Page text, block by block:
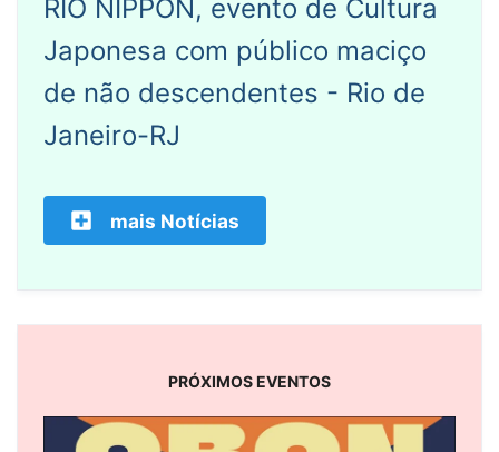
RIO NIPPON, evento de Cultura
Japonesa com público maciço
de não descendentes - Rio de
Janeiro-RJ
mais Notícias
PRÓXIMOS EVENTOS